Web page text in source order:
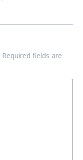
Required fields are